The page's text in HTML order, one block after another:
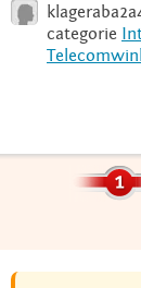
Login
categorie